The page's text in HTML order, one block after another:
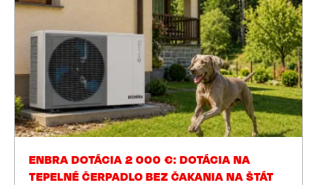
ENBRA DOTÁCIA 2 000 €: DOTÁCIA NA
TEPELNÉ ČERPADLO BEZ ČAKANIA NA ŠTÁT